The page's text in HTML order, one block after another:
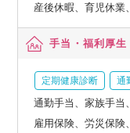
産後休暇、育児休業
手当・福利厚生
定期健康診断 通
通勤手当、家族手当
雇用保険、労災保険